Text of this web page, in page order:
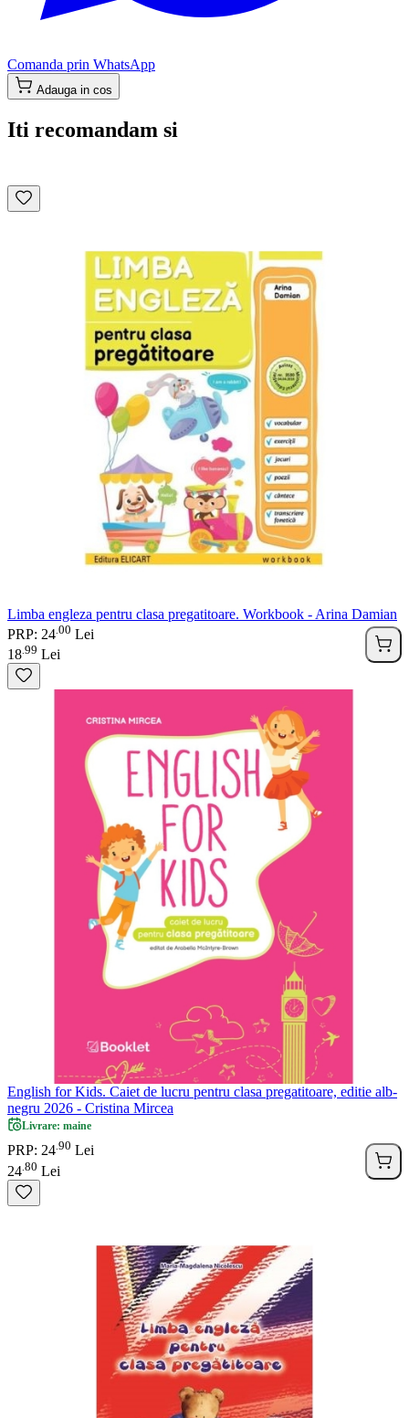
Comanda prin WhatsApp
Adauga in cos
Iti recomandam si
Limba engleza pentru clasa pregatitoare. Workbook - Arina Damian
PRP: 24 00 Lei
18 99 Lei
English for Kids. Caiet de lucru pentru clasa pregatitoare, editie alb-
negru 2026 - Cristina Mircea
Livrare: maine
PRP: 24 90 Lei
24 80 Lei